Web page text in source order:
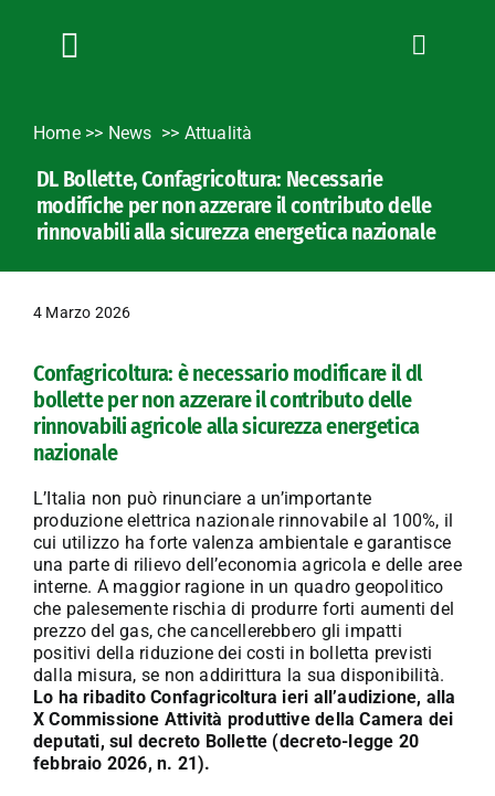
Toggle
News
Bandi
Convenzioni
Fotogallery
Lavora con noi
Contatti
Home>> News Attualità
DL Bollette, Confagricoltura: Necessarie
modifiche per non azzerare il contributo delle
rinnovabili alla sicurezza energetica nazionale
4 Marzo 2026
Confagricoltura: è necessario modificare il dl
bollette per non azzerare il contributo delle
rinnovabili agricole alla sicurezza energetica
nazionale
L’Italia non può rinunciare a un’importante
produzione elettrica nazionale rinnovabile al 100%, il
cui utilizzo ha forte valenza ambientale e garantisce
una parte di rilievo dell’economia agricola e delle aree
interne. A maggior ragione in un quadro geopolitico
che palesemente rischia di produrre forti aumenti del
prezzo del gas, che cancellerebbero gli impatti
positivi della riduzione dei costi in bolletta previsti
dalla misura, se non addirittura la sua disponibilità.
Lo ha ribadito Confagricoltura ieri all’audizione, alla
X Commissione Attività produttive della Camera dei
deputati, sul decreto Bollette (decreto-legge 20
febbraio 2026, n. 21).